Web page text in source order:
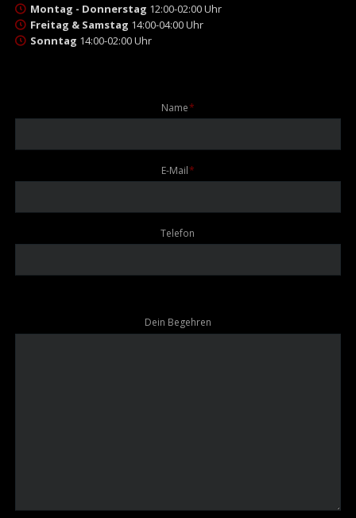
Montag - Donnerstag 12:00-02:00 Uhr
Freitag & Samstag 14:00-04:00 Uhr
Sonntag 14:00-02:00 Uhr
Pflichtfeld
Name*
Pflichtfeld
E-Mail*
Telefon
Dein Begehren